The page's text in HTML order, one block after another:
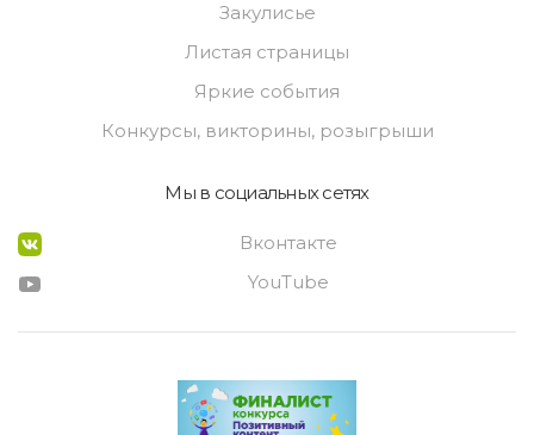
Закулисье
Листая страницы
Яркие события
Конкурсы, викторины, розыгрыши
Мы в социальных сетях
Вконтакте
YouTube